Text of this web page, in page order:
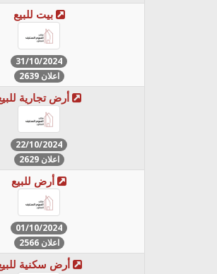
بيت للبيع
31/10/2024
اعلان 2639
22/10/2024
اعلان 2629
01/10/2024
اعلان 2566
أرض سكنية للبيع